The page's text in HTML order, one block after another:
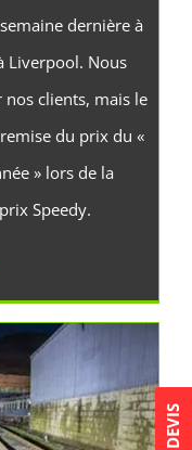
dernière à
Liverpool. Nous
nos clients, mais le
du prix du «
» lors de la
Speedy.